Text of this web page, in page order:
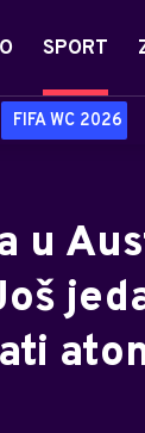
SPORT
FIFA WC 2026
u